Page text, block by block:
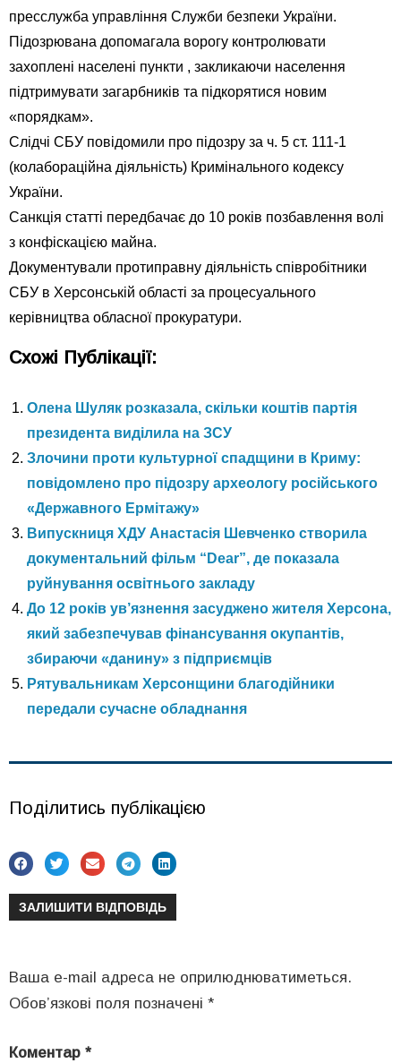
пресслужба управління Служби безпеки України.
Підозрювана допомагала ворогу контролювати
захоплені населені пункти , закликаючи населення
підтримувати загарбників та підкорятися новим
«порядкам».
Слідчі СБУ повідомили про підозру за ч. 5 ст. 111-1
(колабораційна діяльність) Кримінального кодексу
України.
Санкція статті передбачає до 10 років позбавлення волі
з конфіскацією майна.
Документували протиправну діяльність співробітники
СБУ в Херсонській області за процесуального
керівництва обласної прокуратури.
Схожі Публікації:
Олена Шуляк розказала, скільки коштів партія
президента виділила на ЗСУ
Злочини проти культурної спадщини в Криму:
повідомлено про підозру археологу російського
«Державного Ермітажу»
Випускниця ХДУ Анастасія Шевченко створила
документальний фільм “Dear”, де показала
руйнування освітнього закладу
До 12 років ув’язнення засуджено жителя Херсона,
який забезпечував фінансування окупантів,
збираючи «данину» з підприємців
Рятувальникам Херсонщини благодійники
передали сучасне обладнання
Поділитись публікацією
ЗАЛИШИТИ ВІДПОВІДЬ
Ваша e-mail адреса не оприлюднюватиметься.
Обов’язкові поля позначені *
Коментар *